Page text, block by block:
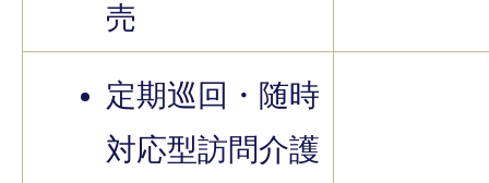
売
定期巡回・随時
対応型訪問介護